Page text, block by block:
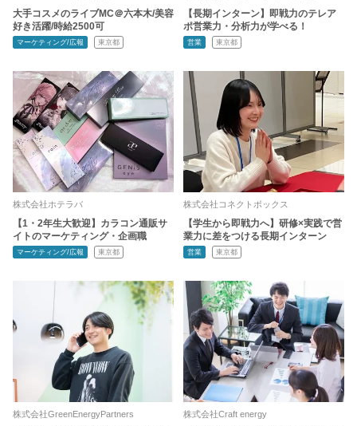
大手コスメのライブMC＠六本木/美容
好き活躍/時給2500可
マーケティング/広報 東京都
【長期インターン】即戦力のテレア
ポ営業力・分析力が学べる！
営業 東京都
株式会社ホテラバ
【1・2年生大歓迎】カラコン通販サ
イトのマーケティング・企画職
マーケティング/広報 東京都
株式会社コネクトボックス
【学生から即戦力へ】研修×実践で営
業力に差をつける長期インターン
営業 東京都
株式会社GreenEnergyPartners 株式会社Craft energy